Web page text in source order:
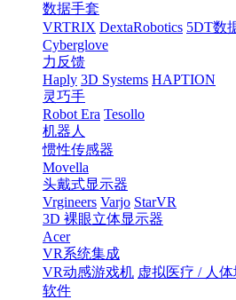
数据手套
VRTRIX DextaRobotics 5DT数
Cyberglove
力反馈
Haply 3D Systems HAPTION
灵巧手
Robot Era Tesollo
机器人
惯性传感器
Movella
头戴式显示器
Vrgineers Varjo StarVR
3D 裸眼立体显示器
Acer
VR系统集成
VR动感游戏机 虚拟医疗 / 人
软件